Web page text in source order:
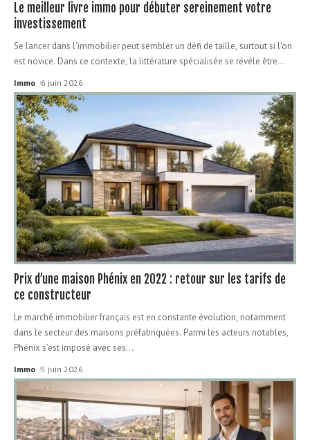
Le meilleur livre immo pour débuter sereinement votre
investissement
Se lancer dans l'immobilier peut sembler un défi de taille, surtout si l'on
est novice. Dans ce contexte, la littérature spécialisée se révèle être…
Immo 6 juin 2026
Prix d’une maison Phénix en 2022 : retour sur les tarifs de
ce constructeur
Le marché immobilier français est en constante évolution, notamment
dans le secteur des maisons préfabriquées. Parmi les acteurs notables,
Phénix s’est imposé avec ses…
Immo 5 juin 2026